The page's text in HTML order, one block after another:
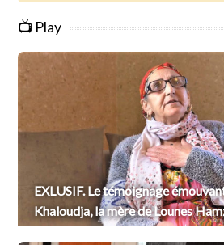
📺 Play
EXLUSIF. Le témoignage
Khaloudja, la mère de Lounes